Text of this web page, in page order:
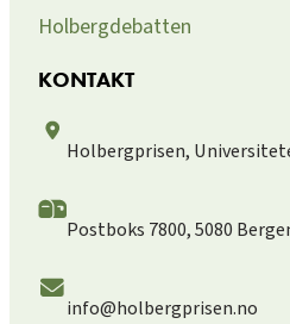
Holbergdebatten
KONTAKT
Holbergprisen,
Postboks 7800, 5080
info@holbergprisen.no